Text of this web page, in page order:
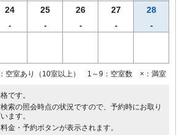
24
-
25
-
26
-
27
-
28
-
空室あり（10室以上） 1～9：空室数 ×：満室
です。
索の照会時点の状況ですので、予約時にお取り
ます。
金・予約ボタンが表示されます。